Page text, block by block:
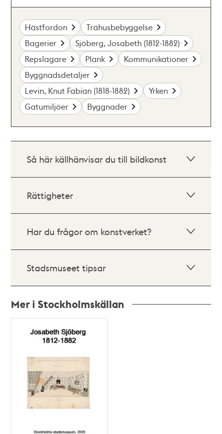
Hästfordon
Trähusbebyggelse
Bagerier
Sjöberg, Josabeth (1812-1882)
Repslagare
Plank
Kommunikationer
Byggnadsdetaljer
Levin, Knut Fabian (1818-1882)
Yrken
Gatumiljöer
Byggnader
Så här källhänvisar du till bildkonst
Rättigheter
Har du frågor om konstverket?
Stadsmuseet tipsar
Mer i Stockholmskällan
poster
teman